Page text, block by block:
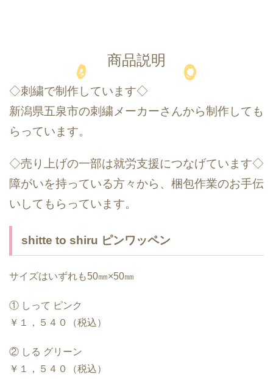
商品説明
◇刺繍で制作しています◇
新潟県五泉市の刺繍メーカーさんから制作しても
らっています。
◇売り上げの一部は就労支援につなげています◇
障がいを持っている方々から、梱包作業のお手伝
いしてもらっています。
shitte to shiru ピンワッペン
サイズはいずれも50㎜×50㎜
① しって ピンク
￥１，５４０（税込）
② しる グリーン
￥１，５４０（税込）